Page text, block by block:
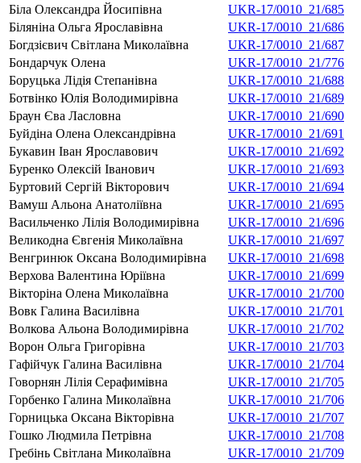
Біла Олександра Йосипівна
UKR-17/0010_21/685
Біляніна Ольга Ярославівна
UKR-17/0010_21/686
Богдзієвич Світлана Миколаївна
UKR-17/0010_21/687
Бондарчук Олена
UKR-17/0010_21/776
Боруцька Лідія Степанівна
UKR-17/0010_21/688
Ботвінко Юлія Володимирівна
UKR-17/0010_21/689
Браун Єва Ласловна
UKR-17/0010_21/690
Буйдіна Олена Олександрівна
UKR-17/0010_21/691
Букавин Іван Ярославович
UKR-17/0010_21/692
Буренко Олексій Іванович
UKR-17/0010_21/693
Буртовий Сергій Вікторович
UKR-17/0010_21/694
Вамуш Альона Анатоліївна
UKR-17/0010_21/695
Васильченко Лілія Володимирівна
UKR-17/0010_21/696
Великодна Євгенія Миколаївна
UKR-17/0010_21/697
Венгринюк Оксана Володимирівна
UKR-17/0010_21/698
Верхова Валентина Юріївна
UKR-17/0010_21/699
Вікторіна Олена Миколаївна
UKR-17/0010_21/700
Вовк Галина Василівна
UKR-17/0010_21/701
Волкова Альона Володимирівна
UKR-17/0010_21/702
Ворон Ольга Григорівна
UKR-17/0010_21/703
Гафійчук Галина Василівна
UKR-17/0010_21/704
Говорнян Лілія Серафимівна
UKR-17/0010_21/705
Горбенко Галина Миколаївна
UKR-17/0010_21/706
Горницька Оксана Вікторівна
UKR-17/0010_21/707
Гошко Людмила Петрівна
UKR-17/0010_21/708
Гребінь Світлана Миколаївна
UKR-17/0010_21/709